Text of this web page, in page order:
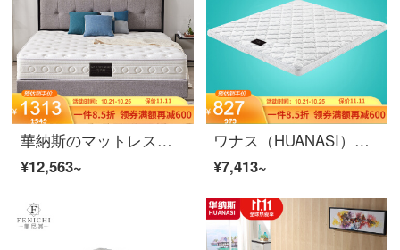
華納斯のマットレスは簡単にゴムのマットレスのスプリングマットレスが柔らかくて硬い寝室の家具の1.8メートル*2メートルのマットレスがあります。
¥12,563~
ワナス（HUANASI）マットレス快適で柔らかいココナッツブラウンマットレス6 cm高さ1200*2000
¥7,413~